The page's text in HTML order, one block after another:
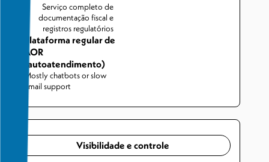
Serviço completo de
documentação fiscal e
registros regulatórios
Plataforma regular de
AOR
(autoatendimento)
Mostly chatbots or slow
email support
Visibilidade e controle